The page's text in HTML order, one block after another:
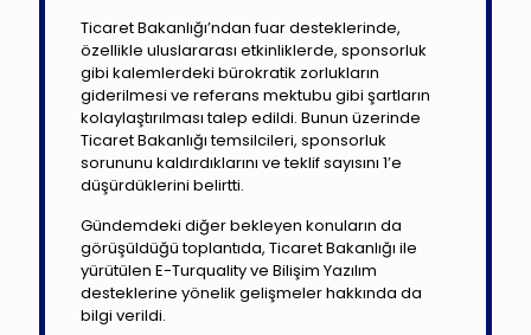
Ticaret Bakanlığı’ndan fuar desteklerinde,
özellikle uluslararası etkinliklerde, sponsorluk
gibi kalemlerdeki bürokratik zorlukların
giderilmesi ve referans mektubu gibi şartların
kolaylaştırılması talep edildi. Bunun üzerinde
Ticaret Bakanlığı temsilcileri, sponsorluk
sorununu kaldırdıklarını ve teklif sayısını 1’e
düşürdüklerini belirtti.
Gündemdeki diğer bekleyen konuların da
görüşüldüğü toplantıda, Ticaret Bakanlığı ile
yürütülen E-Turquality ve Bilişim Yazılım
desteklerine yönelik gelişmeler hakkında da
bilgi verildi.